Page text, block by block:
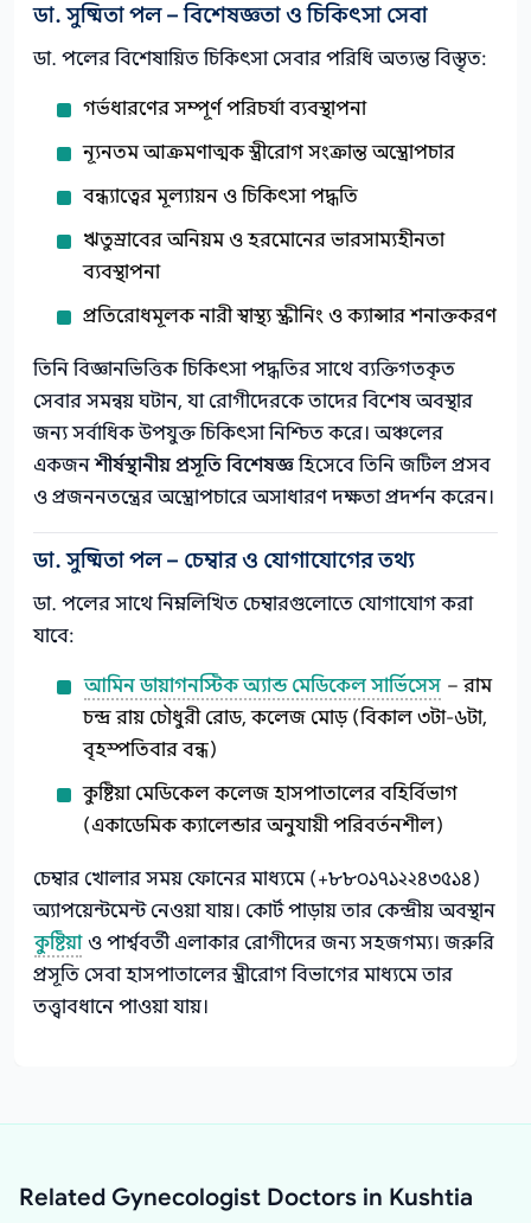
ডা. সুষ্মিতা পল – বিশেষজ্ঞতা ও চিকিৎসা সেবা
ডা. পলের বিশেষায়িত চিকিৎসা সেবার পরিধি অত্যন্ত বিস্তৃত:
গর্ভধারণের সম্পূর্ণ পরিচর্যা ব্যবস্থাপনা
ন্যূনতম আক্রমণাত্মক স্ত্রীরোগ সংক্রান্ত অস্ত্রোপচার
বন্ধ্যাত্বের মূল্যায়ন ও চিকিৎসা পদ্ধতি
ঋতুস্রাবের অনিয়ম ও হরমোনের ভারসাম্যহীনতা
ব্যবস্থাপনা
প্রতিরোধমূলক নারী স্বাস্থ্য স্ক্রীনিং ও ক্যান্সার শনাক্তকরণ
তিনি বিজ্ঞানভিত্তিক চিকিৎসা পদ্ধতির সাথে ব্যক্তিগতকৃত
সেবার সমন্বয় ঘটান, যা রোগীদেরকে তাদের বিশেষ অবস্থার
জন্য সর্বাধিক উপযুক্ত চিকিৎসা নিশ্চিত করে। অঞ্চলের
একজনশীর্ষস্থানীয় প্রসূতি বিশেষজ্ঞহিসেবে তিনি জটিল প্রসব
ও প্রজননতন্ত্রের অস্ত্রোপচারে অসাধারণ দক্ষতা প্রদর্শন করেন।
ডা. সুষ্মিতা পল – চেম্বার ও যোগাযোগের তথ্য
ডা. পলের সাথে নিম্নলিখিত চেম্বারগুলোতে যোগাযোগ করা
যাবে:
আমিন ডায়াগনস্টিক অ্যান্ড মেডিকেল সার্ভিসেস – রাম
চন্দ্র রায় চৌধুরী রোড, কলেজ মোড় (বিকাল ৩টা-৬টা,
বৃহস্পতিবার বন্ধ)
কুষ্টিয়া মেডিকেল কলেজ হাসপাতালের বহির্বিভাগ
(একাডেমিক ক্যালেন্ডার অনুযায়ী পরিবর্তনশীল)
চেম্বার খোলার সময় ফোনের মাধ্যমে (+৮৮০১৭১২২৪৩৫১৪)
অ্যাপয়েন্টমেন্ট নেওয়া যায়। কোর্ট পাড়ায় তার কেন্দ্রীয় অবস্থান
কুষ্টিয়া ও পার্শ্ববর্তী এলাকার রোগীদের জন্য সহজগম্য। জরুরি
প্রসূতি সেবা হাসপাতালের স্ত্রীরোগ বিভাগের মাধ্যমে তার
তত্ত্বাবধানে পাওয়া যায়।
Related Gynecologist Doctors in Kushtia